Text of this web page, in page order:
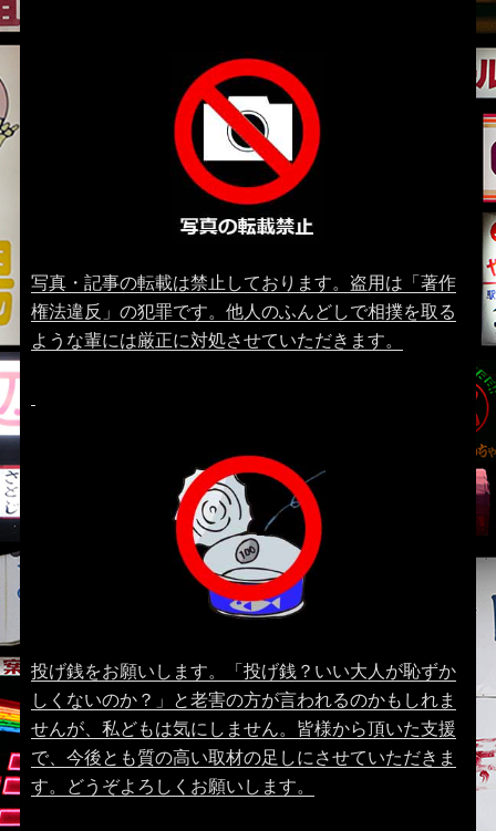
写真・記事の転載は禁止しております。盗用は「著作
権法違反」の犯罪です。他人のふんどしで相撲を取る
ような輩には厳正に対処させていただきます。
投げ銭をお願いします。「投げ銭？いい大人が恥ずか
しくないのか？」と老害の方が言われるのかもしれま
せんが、私どもは気にしません。皆様から頂いた支援
で、今後とも質の高い取材の足しにさせていただきま
す。どうぞよろしくお願いします。